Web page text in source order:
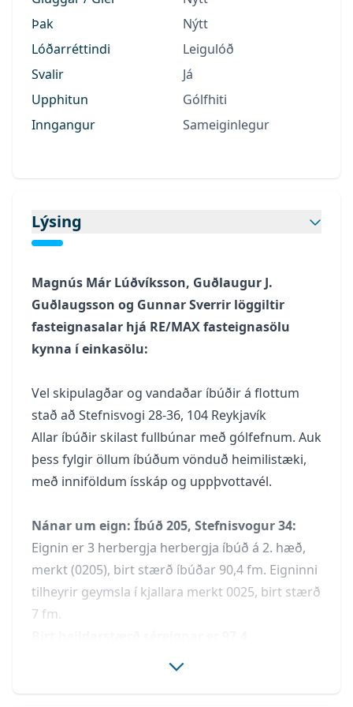
Þak
Nýtt
Lóðarréttindi
Leigulóð
Svalir
Já
Upphitun
Gólfhiti
Inngangur
Sameiginlegur
Lýsing
Magnús Már Lúðvíksson, Guðlaugur J.
Guðlaugsson og Gunnar Sverrir löggiltir
fasteignasalar hjá RE/MAX fasteignasölu
kynna í einkasölu:
Vel skipulagðar og vandaðar íbúðir á flottum
stað að Stefnisvogi 28-36, 104 Reykjavík
Allar íbúðir skilast fullbúnar með gólfefnum. Auk
þess fylgir öllum íbúðum vönduð heimilistæki,
með inniföldum ísskáp og uppþvottavél.
Nánar um eign: Íbúð 205, Stefnisvogur 34:
Eignin er 3 herbergja herbergja íbúð á 2. hæð,
merkt (0205), birt stærð íbúðar 90,4 fm. Eigninni
tilheyrir geymsla í kjallara merkt 0025, birt stærð
7 fm.